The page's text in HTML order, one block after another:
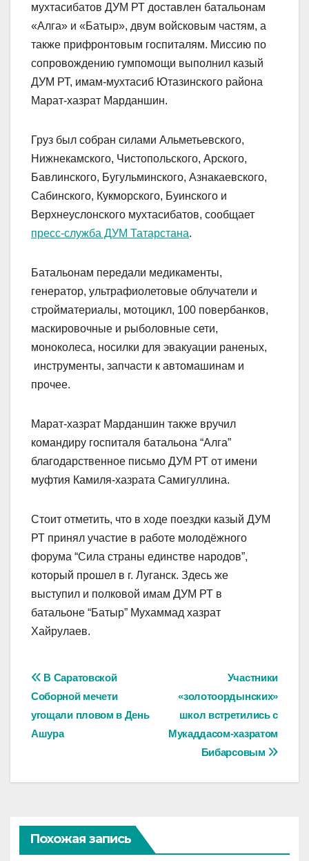
мухтасибатов ДУМ РТ доставлен батальонам
«Алга» и «Батыр», двум войсковым частям, а
также прифронтовым госпиталям. Миссию по
сопровождению гумпомощи выполнил казый
ДУМ РТ, имам-мухтасиб Ютазинского района
Марат-хазрат Марданшин.
Груз был собран силами Альметьевского,
Нижнекамского, Чистопольского, Арского,
Бавлинского, Бугульминского, Азнакаевского,
Сабинского, Кукморского, Буинского и
Верхнеуслонского мухтасибатов, сообщает
пресс-служба ДУМ Татарстана.
Батальонам передали медикаменты,
генератор, ультрафиолетовые облучатели и
стройматериалы, мотоцикл, 100 повербанков,
маскировочные и рыболовные сети,
моноколеса, носилки для эвакуации раненых,
инструменты, запчасти к автомашинам и
прочее.
Марат-хазрат Марданшин также вручил
командиру госпиталя батальона “Алга”
благодарственное письмо ДУМ РТ от имени
муфтия Камиля-хазрата Самигуллина.
Стоит отметить, что в ходе поездки казый ДУМ
РТ принял участие в работе молодёжного
форума “Сила страны единстве народов”,
который прошел в г. Луганск. Здесь же
выступил и полковой имам ДУМ РТ в
батальоне “Батыр” Мухаммад хазрат
Хайрулаев.
Навигация
по
записям
Участники
«золотоордынских»
школ встретились с
Мукаддасом-хазратом
Бибарсовым
В Саратовской
Соборной мечети
угощали пловом в День
Ашура
Похожая запись